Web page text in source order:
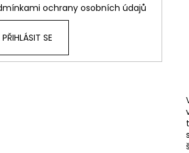
ochrany osobních údajů
PŘIHLÁSIT SE